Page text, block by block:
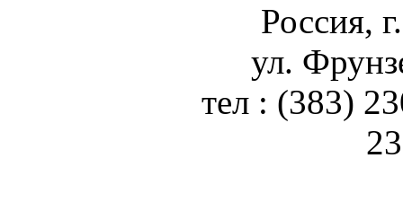
Россия,
ул.
тел : (383)